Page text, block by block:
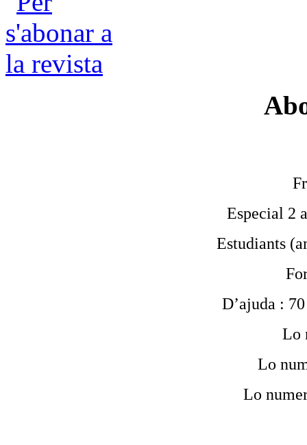
Especial 2
Estudiants
D’ajuda :
Lo
Lo
Lo